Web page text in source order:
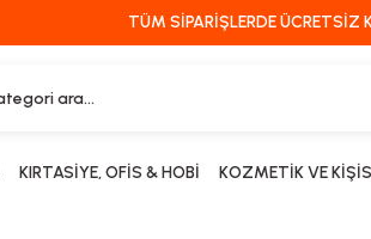
TÜM SİPARİŞLERDE ÜCRETSİZ
KIRTASİYE, OFİS & HOBİ KOZMETİK VE